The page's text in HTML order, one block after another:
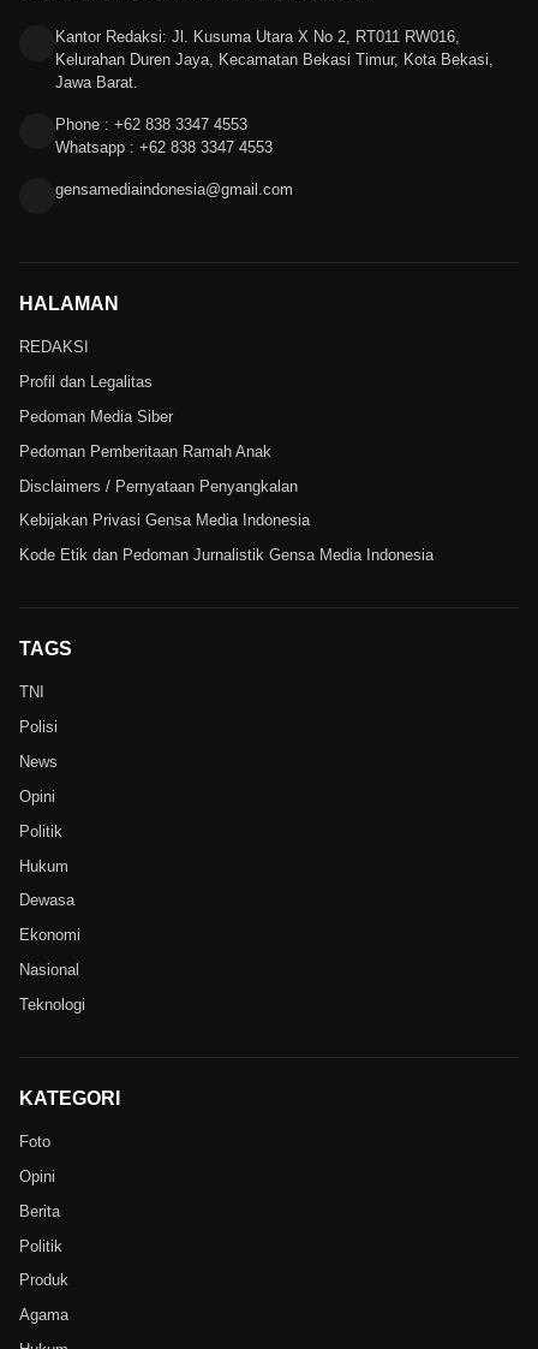
Kantor Redaksi: Jl. Kusuma Utara X No 2, RT011 RW016,
Kelurahan Duren Jaya, Kecamatan Bekasi Timur, Kota Bekasi,
Jawa Barat.
Phone : +62 838 3347 4553
Whatsapp : +62 838 3347 4553
gensamediaindonesia@gmail.com
HALAMAN
REDAKSI
Profil dan Legalitas
Pedoman Media Siber
Pedoman Pemberitaan Ramah Anak
Disclaimers / Pernyataan Penyangkalan
Kebijakan Privasi Gensa Media Indonesia
Kode Etik dan Pedoman Jurnalistik Gensa Media Indonesia
TAGS
TNI
Polisi
News
Opini
Politik
Hukum
Dewasa
Ekonomi
Nasional
Teknologi
KATEGORI
Foto
Opini
Berita
Politik
Produk
Agama